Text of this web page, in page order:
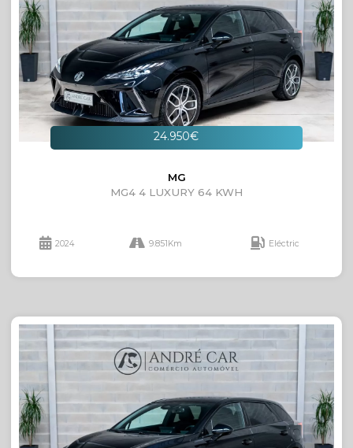
24.950€
MG
MG4 4 LUXURY 64 KWH
2024 9.851Km Eléctric